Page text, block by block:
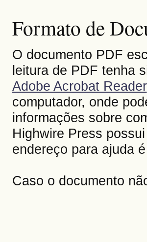
Formato de
O documento PDF
leitura de PDF tenha
Adobe Acrobat Reader
computador, onde
informações sobre
Highwire Press
endereço para ajuda é
Caso o documento